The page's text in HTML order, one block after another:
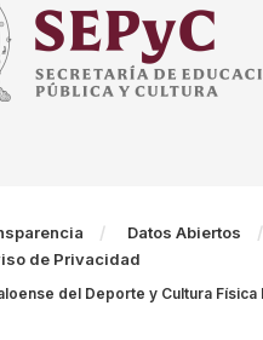
Datos Abiertos
de Privacidad
del Deporte y Cultura Física